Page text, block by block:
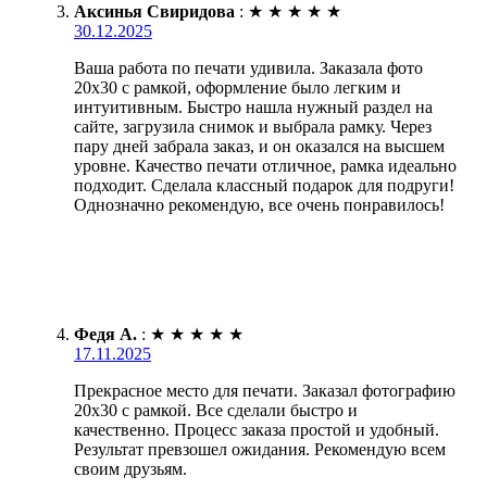
Аксинья Свиридова : ★ ★ ★ ★ ★
30.12.2025
Ваша работа по печати удивила. Заказала фото
20х30 с рамкой, оформление было легким и
интуитивным. Быстро нашла нужный раздел на
сайте, загрузила снимок и выбрала рамку. Через
пару дней забрала заказ, и он оказался на высшем
уровне. Качество печати отличное, рамка идеально
подходит. Сделала классный подарок для подруги!
Однозначно рекомендую, все очень понравилось!
Федя А. : ★ ★ ★ ★ ★
17.11.2025
Прекрасное место для печати. Заказал фотографию
20х30 с рамкой. Все сделали быстро и
качественно. Процесс заказа простой и удобный.
Результат превзошел ожидания. Рекомендую всем
своим друзьям.